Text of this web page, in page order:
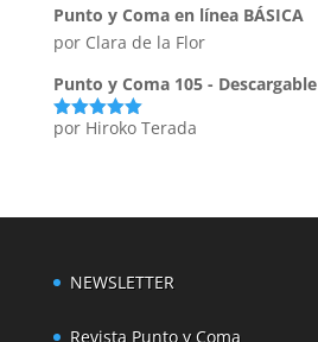
5
Punto y Coma en línea BÁSICA
por Clara de la Flor
Punto y Coma 105 - Descargable
Valorado
por Hiroko Terada
NEWSLETTER
Revista Punto y Coma